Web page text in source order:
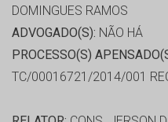
DOMINGUES RAMOS
ADVOGADO(S): NÃO HÁ
PROCESSO(S)
TC/00016721/2014/001